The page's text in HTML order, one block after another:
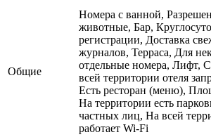
Общие
Номера с ванной,
животные, Бар,
регистрации, Доставка
журналов, Терраса, Для
отдельные номера, Лифт,
всей территории отеля
Есть ресторан (меню),
На территории есть
частных лиц, На всей
работает Wi-Fi